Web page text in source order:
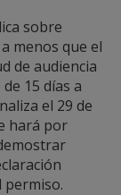
sobre
menos que el
de audiencia
15 días a
el 29 de
hará por
permiso.